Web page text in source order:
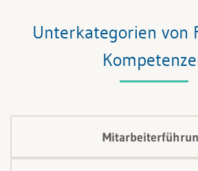
von Vertrauen sein kann.
Unterkategorien von